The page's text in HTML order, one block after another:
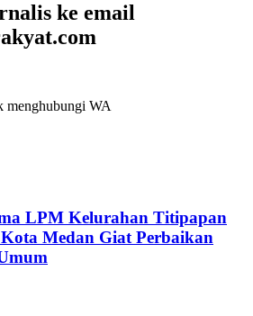
ke email
menghubungi WA
LPM Kelurahan Titipapan
Medan Giat Perbaikan